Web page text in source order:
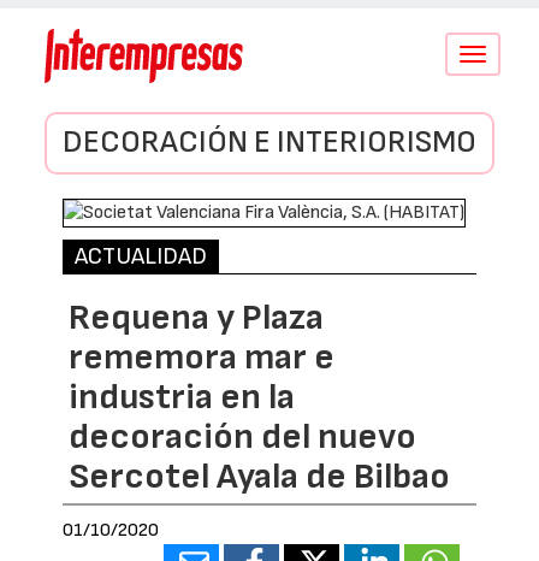
Conmutar
DECORACIÓN E INTERIORISMO
ACTUALIDAD
Requena y Plaza
rememora mar e
industria en la
decoración del nuevo
Sercotel Ayala de Bilbao
01/10/2020